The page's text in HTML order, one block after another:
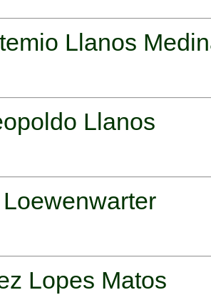
Llanos
Llanos
Lopes Matos